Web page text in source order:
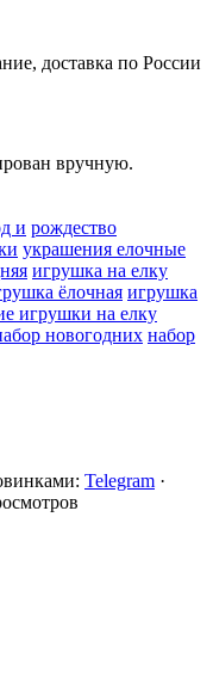
доставка по России
вручную.
и рождество
украшения елочные
игрушка на елку
ёлочная игрушка
игрушки на елку
новогодних набор
Telegram ·